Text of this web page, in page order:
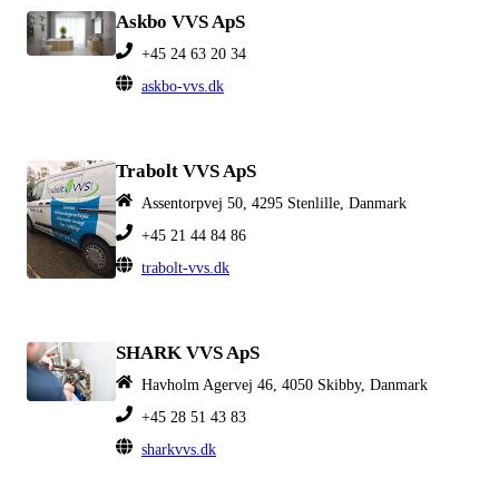
Askbo VVS ApS
+45 24 63 20 34
askbo-vvs.dk
Trabolt VVS ApS
Assentorpvej 50, 4295 Stenlille, Danmark
+45 21 44 84 86
trabolt-vvs.dk
SHARK VVS ApS
Havholm Agervej 46, 4050 Skibby, Danmark
+45 28 51 43 83
sharkvvs.dk